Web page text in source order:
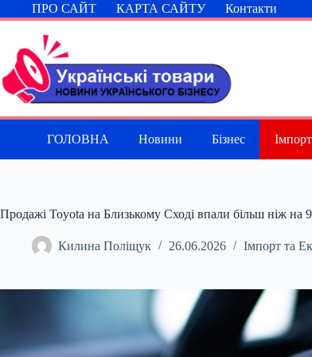
Перейти
до
ПРО САЙТ КАРТА САЙТУ Контакти
ГОЛОВНА Новини Бізнес
Продажі Toyota на Близькому Сході впали більш ніж на
Килина Поліщук 26.06.2026 Імпорт та